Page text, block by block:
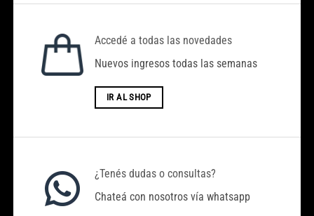
Accedé a todas las novedades
Nuevos ingresos todas las semanas
IR AL SHOP
¿Tenés dudas o consultas?
Chateá con nosotros vía whatsapp